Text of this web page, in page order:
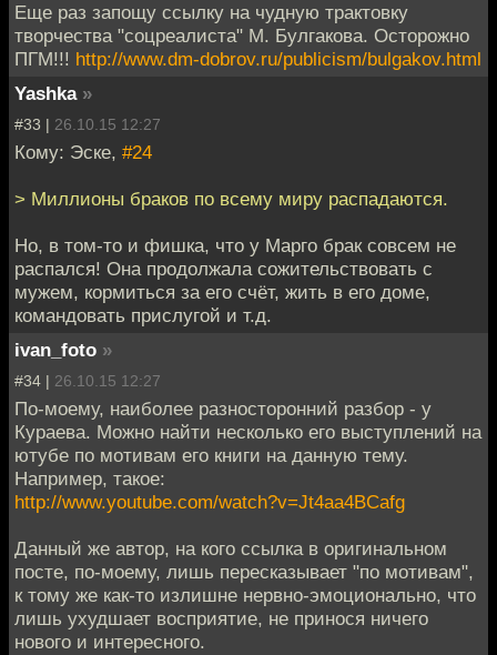
Еще раз запощу ссылку на чудную трактовку
творчества "соцреалиста" М. Булгакова. Осторожно
ПГМ!!! http://www.dm-dobrov.ru/publicism/bulgakov.html
Yashka »
#33 | 26.10.15 12:27
Кому: Эске, #24
> Миллионы браков по всему миру распадаются.
Но, в том-то и фишка, что у Марго брак совсем не
распался! Она продолжала сожительствовать с
мужем, кормиться за его счёт, жить в его доме,
командовать прислугой и т.д.
ivan_foto »
#34 | 26.10.15 12:27
По-моему, наиболее разносторонний разбор - у
Кураева. Можно найти несколько его выступлений на
ютубе по мотивам его книги на данную тему.
Например, такое:
http://www.youtube.com/watch?v=Jt4aa4BCafg
Данный же автор, на кого ссылка в оригинальном
посте, по-моему, лишь пересказывает "по мотивам",
к тому же как-то излишне нервно-эмоционально, что
лишь ухудшает восприятие, не принося ничего
нового и интересного.